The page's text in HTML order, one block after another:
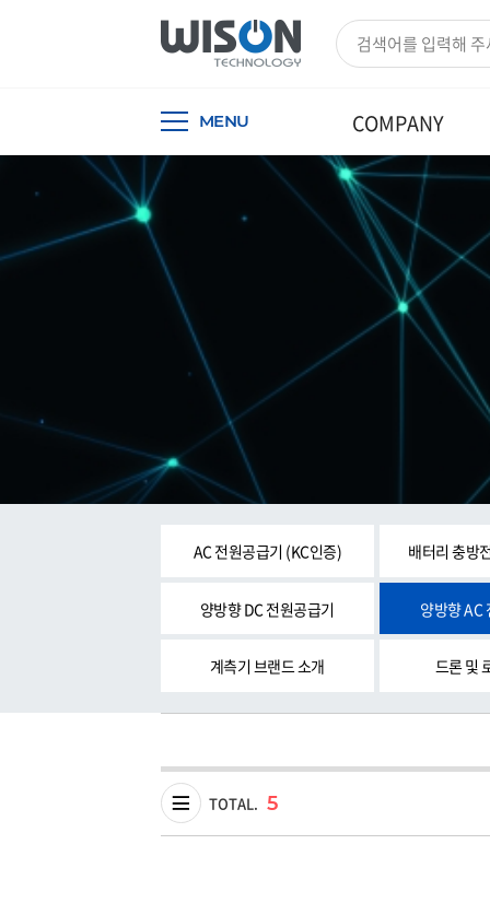
MENU COMPANY
AC 전원공급기 (KC인증) 배터리 충방
양방향 DC 전원공급기 양방향 AC
계측기 브랜드 소개 드론 및
TOTAL. 5